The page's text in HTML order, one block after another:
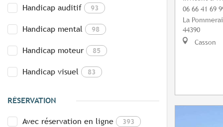
Handicap auditif 93
Handicap mental 98
Handicap moteur 85
Handicap visuel 83
RÉSERVATION
Avec réservation en ligne 393
06 66 41 69
La
44390
Casson